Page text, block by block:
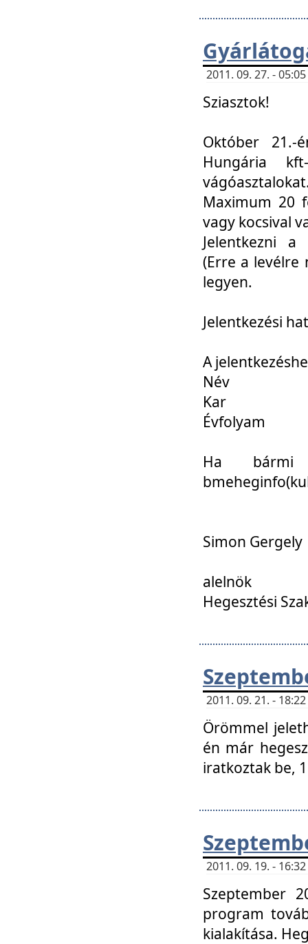
2011. 09. 27. -
Sziasztok!
Október 21.-
Hungária
Maximum 20
vagy kocsival
Jelentkezni a
(Erre a levélre
legyen.
Jelentkezési
A
Név
Kar
Évfolyam
Ha
Simon Gergely
alelnök
Hegesztési
2011. 09. 21. -
Örömmel
én már
iratkoztak be,
2011. 09. 19. -
Szeptember
program
kialakítása.